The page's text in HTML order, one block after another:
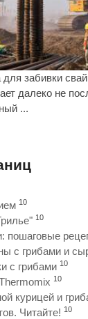
забивки
далеко не
...
10
10
пошаговые
с грибами и
с грибами 10
10
курицей и
Читайте! 10